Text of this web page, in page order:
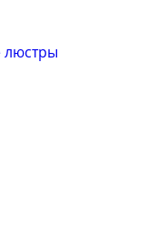
люстры